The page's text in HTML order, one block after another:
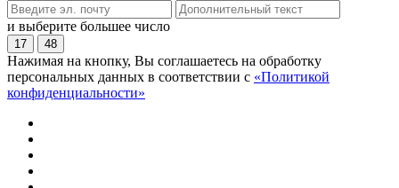
и выберите большее число
17 48
Нажимая на кнопку, Вы соглашаетесь на обработку
персональных данных в соответствии с «Политикой
конфиденциальности»